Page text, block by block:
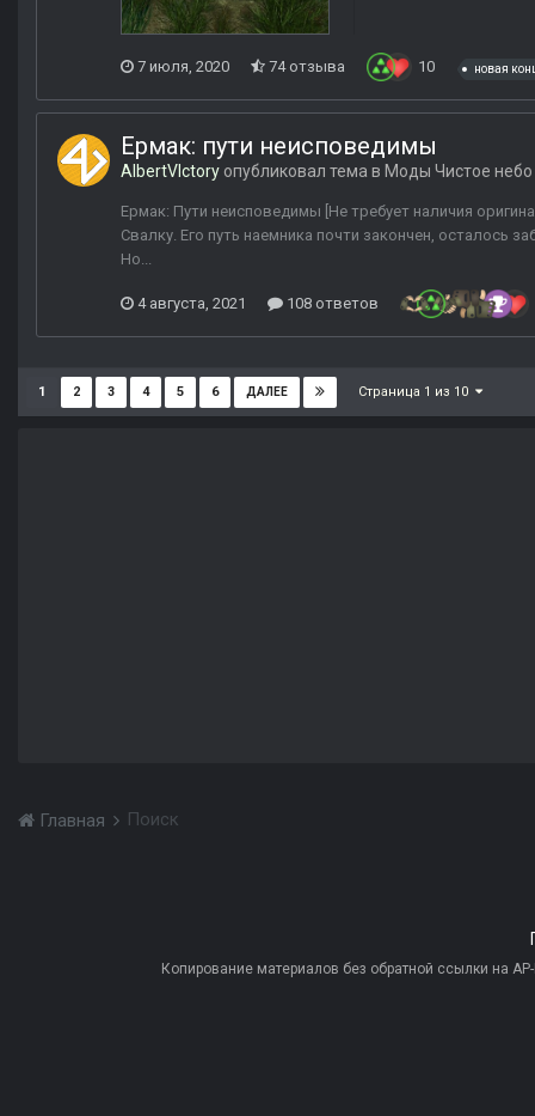
7 июля, 2020 74 отзыва 10 новая
Ермак: пути неисповедимы
AlbertVIctory опубликовал тема в Моды Чистое небо
Ермак: Пути неисповедимы [Не требует наличия
Свалку. Его путь наемника почти закончен, осталось
Но...
4 августа, 2021 108 ответов
1 2 3 4 5 6 ДАЛЕЕ Страница 1 из 10
Главная Поиск
Копирование материалов без обратной ссылки на